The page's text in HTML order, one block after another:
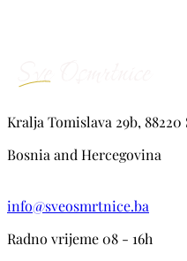
Kralja Tomislava 29b,
Bosnia and Hercegovina
info@sveosmrtnice.ba
Radno vrijeme 08 - 16h